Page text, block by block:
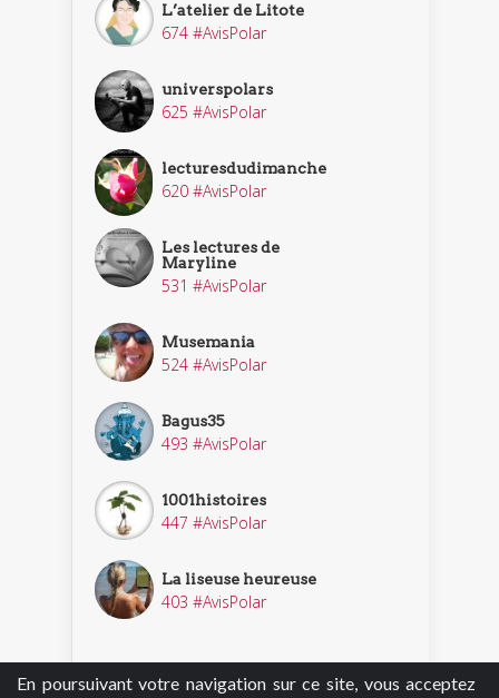
En poursuivant votre navigation sur ce site, vous acceptez
L’atelier de Litote
674 #AvisPolar
universpolars
625 #AvisPolar
lecturesdudimanche
620 #AvisPolar
Les lectures de
Maryline
531 #AvisPolar
Musemania
524 #AvisPolar
Bagus35
493 #AvisPolar
1001histoires
447 #AvisPolar
La liseuse heureuse
403 #AvisPolar